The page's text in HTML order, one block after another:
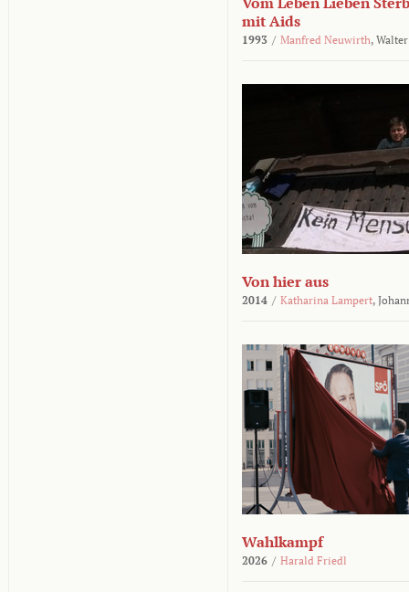
mit Aids
1993 / Manfred Neuwirth,
Von hier aus
2014 / Katharina Lampert,
Wahlkampf
2026 / Harald Friedl